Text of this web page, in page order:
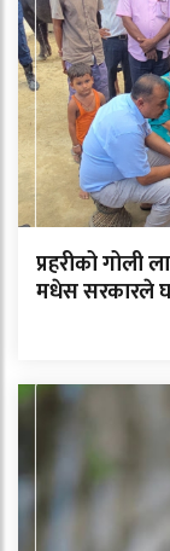
प्रहरीको गोली
मधेस सरकारले